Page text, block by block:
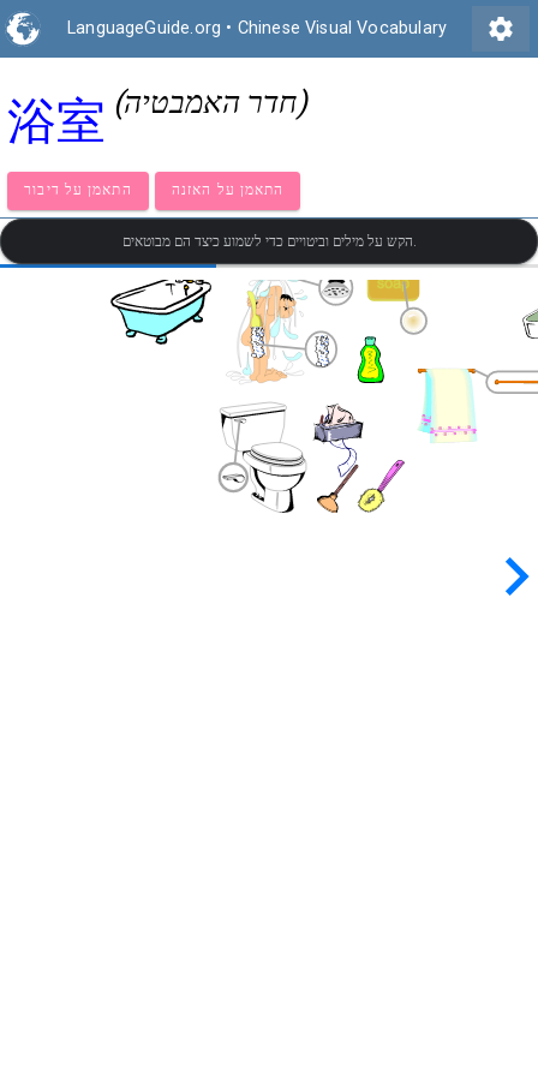
LanguageGuide.org • Chinese Visual Vocabulary settings
浴室 (חדר האמבטיה)
התאמן על דיבור התאמן על האזנה
הקש על מילים וביטויים כדי לשמוע כיצד הם מבוטאים.